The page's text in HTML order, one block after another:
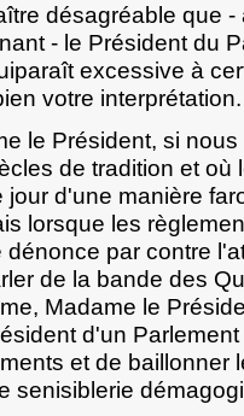
désagréable que -
- le Président du
excessive à
votre interprétation.
le Président, si
de tradition et où
d'une manière
lorsque les
par contre
de la bande des
Madame le
d'un
et de baillonner
senisiblerie